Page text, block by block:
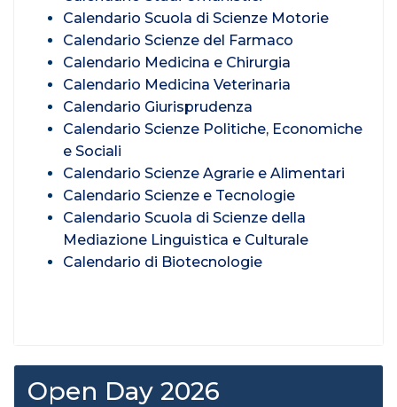
Calendario Scuola di Scienze Motorie
Calendario Scienze del Farmaco
Calendario Medicina e Chirurgia
Calendario Medicina Veterinaria
Calendario Giurisprudenza
Calendario Scienze Politiche, Economiche
e Sociali
Calendario Scienze Agrarie e Alimentari
Calendario Scienze e Tecnologie
Calendario Scuola di Scienze della
Mediazione Linguistica e Culturale
Calendario di Biotecnologie
Open Day 2026